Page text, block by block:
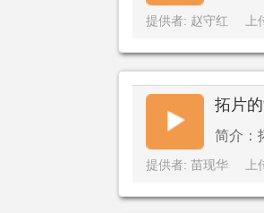
提供者: 赵守红
拓片
简介：
提供者: 苗现华